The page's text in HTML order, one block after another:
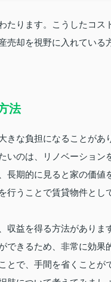
たります。こうしたコ
売却を視野に入れてい
法
きな負担になることが
いのは、リノベーショ
長期的に見ると家の価
行うことで賃貸物件と
収益を得る方法があり
できるため、非常に効
とで、手間を省くことが